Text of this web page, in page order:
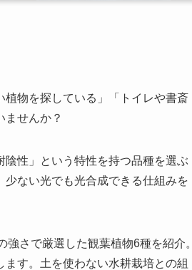
植物を探している」「トイレや書斎
せんか？
性」という特性を持つ品種を選ぶ
ない光でも光合成できる仕組みを
さで厳選した観葉植物6種を紹介。
す。土を使わない水耕栽培との組